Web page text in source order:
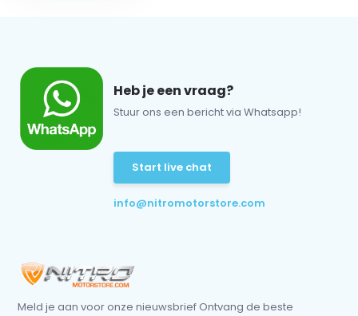
Heb je een vraag?
Stuur ons een bericht via Whatsapp!
Start live chat
info@nitromotorstore.com
Meld je aan voor onze nieuwsbrief Ontvang de beste